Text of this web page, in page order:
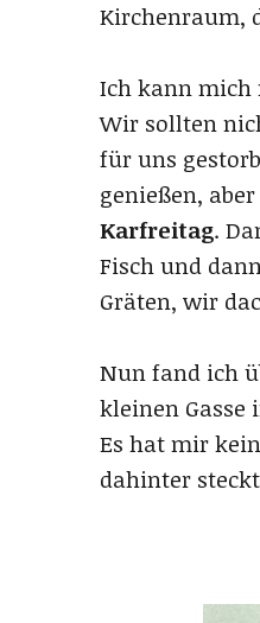
Kirchenraum,
Ich kann mich
Wir sollten
für uns
genießen,
Karfreitag.
Fisch und
Gräten, wir
Nun fand ich
kleinen Gasse
Es hat mir
dahinter